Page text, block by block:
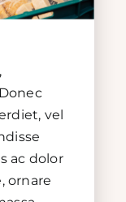
vel
ac dolor
ornare